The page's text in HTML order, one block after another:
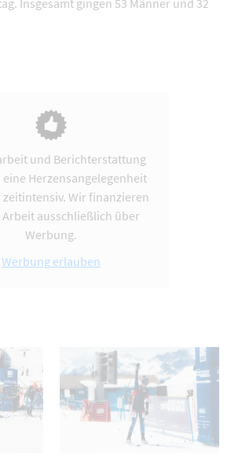
und Berichterstattung
eine Herzensangelegenheit
zeitintensiv. Wir finanzieren
Arbeit ausschließlich über
Werbung.
Werbung erlauben